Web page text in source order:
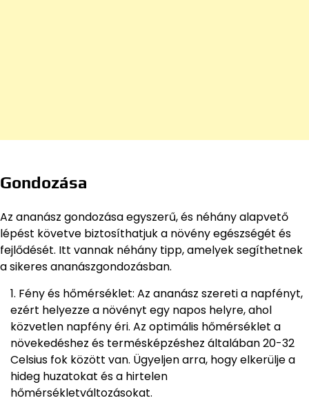
Gondozása
Az ananász gondozása egyszerű, és néhány alapvető
lépést követve biztosíthatjuk a növény egészségét és
fejlődését. Itt vannak néhány tipp, amelyek segíthetnek
a sikeres ananászgondozásban.
Fény és hőmérséklet: Az ananász szereti a napfényt,
ezért helyezze a növényt egy napos helyre, ahol
közvetlen napfény éri. Az optimális hőmérséklet a
növekedéshez és termésképzéshez általában 20-32
Celsius fok között van. Ügyeljen arra, hogy elkerülje a
hideg huzatokat és a hirtelen
hőmérsékletváltozásokat.